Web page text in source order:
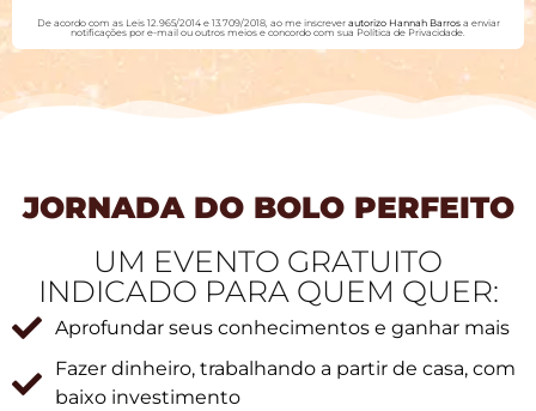
De acordo com as Leis 12.965/2014 e 13.709/2018, ao me inscrever autorizo Hannah Barrosa enviar
notificações por e-mail ou outros meios e concordo com sua Política de Privacidade.
JORNADA DO BOLO PERFEITO
UM EVENTO GRATUITO
INDICADO PARA QUEM QUER:
Aprofundar seus conhecimentos e ganhar mais
Fazer dinheiro, trabalhando a partir de casa, com
baixo investimento